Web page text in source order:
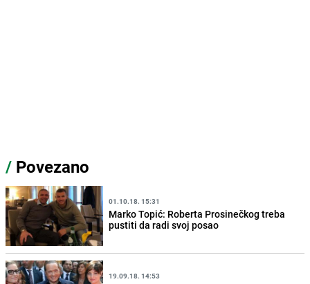
/ Povezano
01.10.18. 15:31
Marko Topić: Roberta Prosinečkog treba
pustiti da radi svoj posao
19.09.18. 14:53